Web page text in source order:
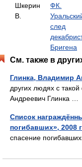
Шкерин
В.
ФК.
след
Бригена
См. также в
Глинка, Владимир
других людях с
Андреевич Глинка …
Список
погибавших», 2008
спасение